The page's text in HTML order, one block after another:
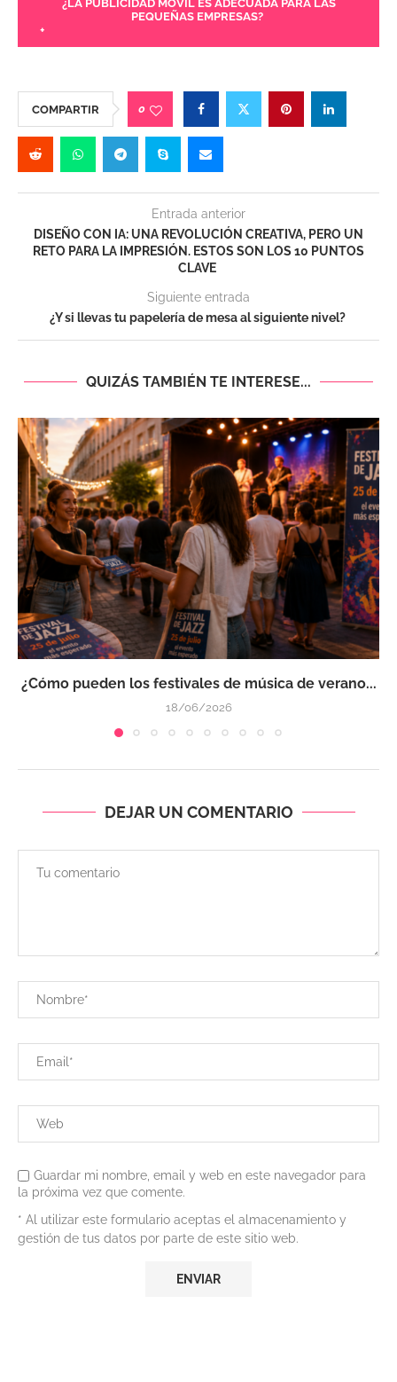
¿LA PUBLICIDAD MÓVIL ES ADECUADA PARA LAS
PEQUEÑAS EMPRESAS?
+
COMPARTIR 0
Entrada anterior
DISEÑO CON IA: UNA REVOLUCIÓN CREATIVA, PERO UN
RETO PARA LA IMPRESIÓN. ESTOS SON LOS 10 PUNTOS
CLAVE
Siguiente entrada
¿Y si llevas tu papelería de mesa al siguiente nivel?
QUIZÁS TAMBIÉN TE INTERESE...
¿Cómo pueden los festivales de música de verano...
18/06/2026
DEJAR UN COMENTARIO
Guardar mi nombre, email y web en este navegador para
la próxima vez que comente.
* Al utilizar este formulario aceptas el almacenamiento y
gestión de tus datos por parte de este sitio web.